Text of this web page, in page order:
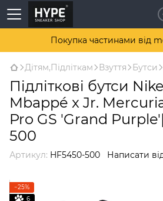
Покупка частинами від
Дітям,Підліткам Взуття Бутси
Підліткові бутси
Mbappé x Jr.
Pro GS 'Grand
500
Артикул: HF5450-500 Написати
−25%
6